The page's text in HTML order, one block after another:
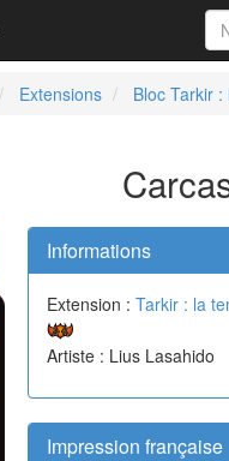
Extensions Bloc Tarkir
Informations
Extension : Tarkir : la
Artiste : Lius Lasahido
Impression française